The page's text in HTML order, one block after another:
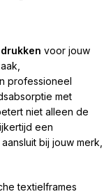
voor jouw
professioneel
met
niet alleen de
een
bij jouw merk,
textielframes